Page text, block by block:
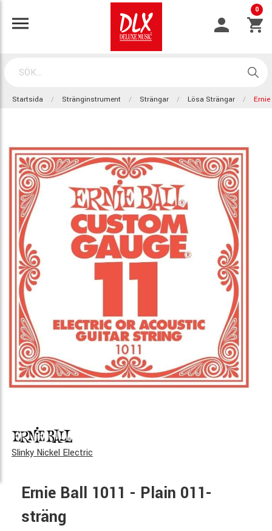
0
Startsida Stränginstrument Strängar Lösa Strängar
Slinky Nickel Electric
Ernie Ball 1011 - Plain 011-
sträng